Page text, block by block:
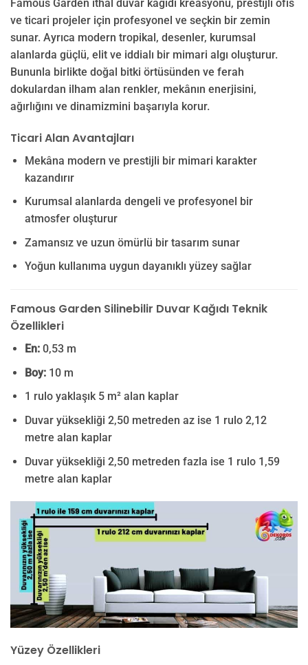
Famous Garden ithal duvar kağıdı kreasyonu, prestijli ofis
ve ticari projeler için profesyonel ve seçkin bir zemin
sunar. Ayrıca modern tropikal, desenler, kurumsal
alanlarda güçlü, elit ve iddialı bir mimari algı oluşturur.
Bununla birlikte doğal bitki örtüsünden ve ferah
dokulardan ilham alan renkler, mekânın enerjisini,
ağırlığını ve dinamizmini başarıyla korur.
Ticari Alan Avantajları
Mekâna modern ve prestijli bir mimari karakter
kazandırır
Kurumsal alanlarda dengeli ve profesyonel bir
atmosfer oluşturur
Zamansız ve uzun ömürlü bir tasarım sunar
Yoğun kullanıma uygun dayanıklı yüzey sağlar
Famous Garden Silinebilir Duvar Kağıdı Teknik
Özellikleri
En:0,53 m
Boy:10 m
1 rulo yaklaşık 5 m² alan kaplar
Duvar yüksekliği 2,50 metreden az ise 1 rulo 2,12
metre alan kaplar
Duvar yüksekliği 2,50 metreden fazla ise 1 rulo 1,59
metre alan kaplar
Yüzey Özellikleri